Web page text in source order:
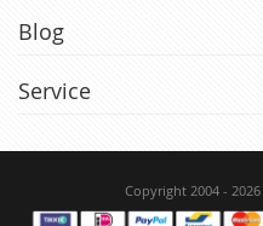
Blog
Service
Copyright 2004 - 2026